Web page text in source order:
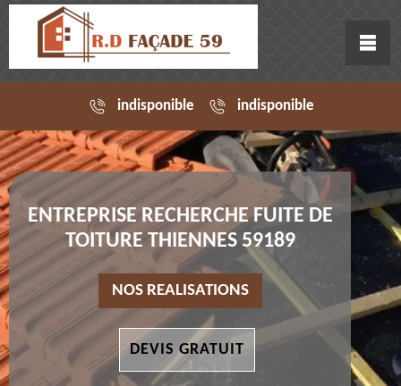
indisponible indisponible
ENTREPRISE RECHERCHE FUITE DE
TOITURE THIENNES 59189
NOS REALISATIONS
DEVIS GRATUIT